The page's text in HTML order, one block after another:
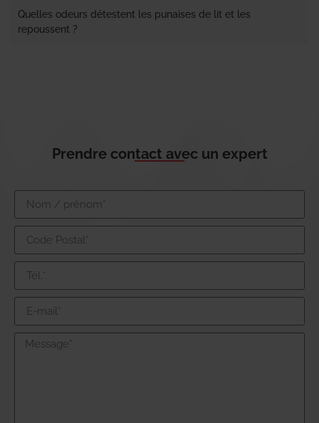
Quelles odeurs détestent les punaises de lit et les
repoussent ?
Prendre contact avec un expert